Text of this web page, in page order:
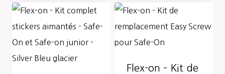
Flex-on – Kit de